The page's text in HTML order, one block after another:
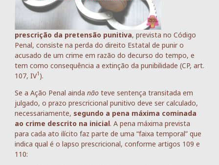
prescrição da pretensão punitiva, prevista no Código
Penal, consiste na perda do direito Estatal de punir o
acusado de um crime em razão do decurso do tempo, e
tem como consequência a extinção da punibilidade (CP, art.
107, IV1 ).
Se a Ação Penal ainda não teve sentença transitada em
julgado, o prazo prescricional punitivo deve ser calculado,
necessariamente, segundo a pena máxima cominada
ao crime descrito na inicial. A pena máxima prevista
para cada ato ilícito faz parte de uma “faixa temporal” que
indica qual é o lapso prescricional, conforme artigos 109 e
110: